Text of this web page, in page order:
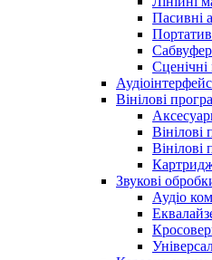
Пасивні
Сценічні
Вінілові
Вінілові
Вінілові
Звукові
Аудіо